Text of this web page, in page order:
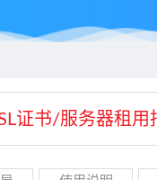
证书/服务器租用